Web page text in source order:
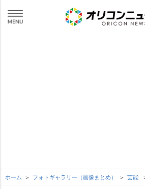
ホーム フォトギャラリー（画像まとめ） 芸能